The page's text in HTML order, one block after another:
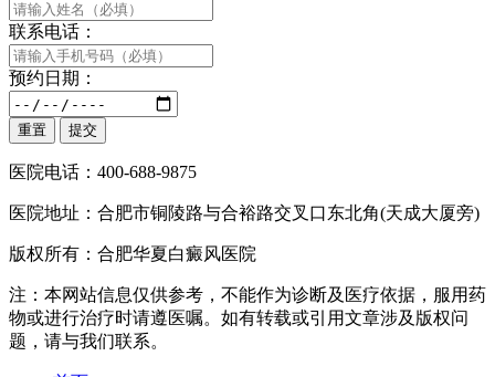
联系电话：
预约日期：
医院电话：400-688-9875
医院地址：合肥市铜陵路与合裕路交叉口东北角(天成大厦旁)
版权所有：合肥华夏白癜风医院
注：本网站信息仅供参考，不能作为诊断及医疗依据，服用药
物或进行治疗时请遵医嘱。如有转载或引用文章涉及版权问
题，请与我们联系。